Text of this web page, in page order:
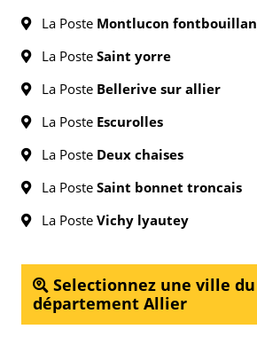
La Poste Montlucon
La Poste Saint yorre
La Poste Bellerive sur allier
La Poste Escurolles
La Poste Deux chaises
La Poste Saint bonnet troncais
La Poste Vichy lyautey
Selectionnez une ville du
département Allier